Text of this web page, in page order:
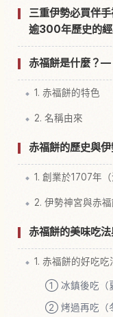
三重伊勢必買伴
逾300年歷史的
赤福餅是什麼？—
1. 赤福餅的特色
2. 名稱由來
赤福餅的歷史與
1. 創業於1707年（
2. 伊勢神宮與赤
赤福餅的美味吃
1. 赤福餅的好吃吃
① 冰鎮後吃（
② 烤過再吃（